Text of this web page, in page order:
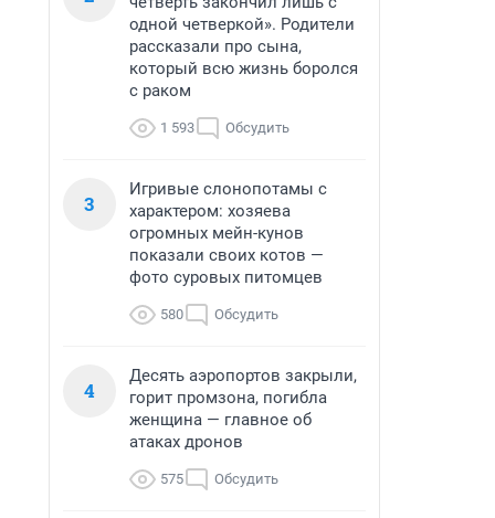
одной четверкой». Родители
рассказали про сына,
который всю жизнь боролся
с раком
1 593 Обсудить
3
Игривые слонопотамы с
характером: хозяева
огромных мейн-кунов
показали своих котов —
фото суровых питомцев
580 Обсудить
4
Десять аэропортов закрыли,
горит промзона, погибла
женщина — главное об
атаках дронов
575 Обсудить